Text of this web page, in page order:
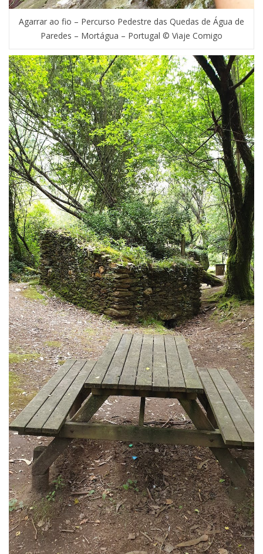
Agarrar ao fio – Percurso Pedestre das Quedas de Água de
Paredes – Mortágua – Portugal © Viaje Comigo